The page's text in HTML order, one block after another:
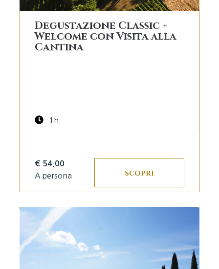
Degustazione Classic +
Welcome con Visita alla
Cantina
1h
€ 54,00
A persona SCOPRI